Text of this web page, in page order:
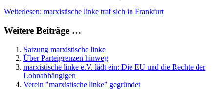
Weiterlesen: marxistische linke traf sich in Frankfurt
Weitere Beiträge …
Satzung marxistische linke
Über Parteigrenzen hinweg
marxistische linke e.V. lädt ein: Die EU und die Rechte der
Lohnabhängigen
Verein "marxistische linke" gegründet